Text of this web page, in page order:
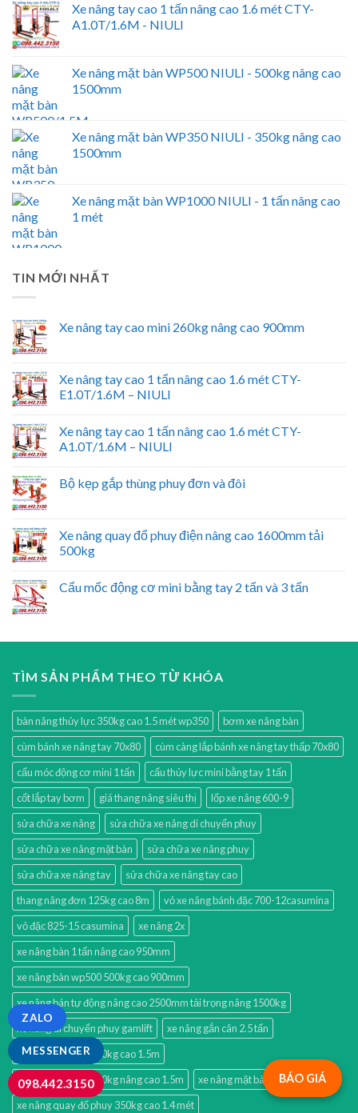
Xe nâng tay cao 1 tấn nâng cao 1.6 mét CTY-
A1.0T/1.6M - NIULI
Xe nâng mặt bàn WP500 NIULI - 500kg nâng cao
1500mm
Xe nâng mặt bàn WP350 NIULI - 350kg nâng cao
1500mm
Xe nâng mặt bàn WP1000 NIULI - 1 tấn nâng cao
1 mét
TIN MỚI NHẤT
Xe nâng tay cao mini 260kg nâng cao 900mm
Xe nâng tay cao 1 tấn nâng cao 1.6 mét CTY-
E1.0T/1.6M – NIULI
Xe nâng tay cao 1 tấn nâng cao 1.6 mét CTY-
A1.0T/1.6M – NIULI
Bộ kẹp gắp thùng phuy đơn và đôi
Xe nâng quay đổ phuy điện nâng cao 1600mm tải
500kg
Cẩu mốc động cơ mini bằng tay 2 tấn và 3 tấn
TÌM SẢN PHẨM THEO TỪ KHÓA
bàn nâng thủy lực 350kg cao 1.5 mét wp350
bơm xe nâng bàn
cùm bánh xe nâng tay 70x80
cùm càng lắp bánh xe nâng tay thấp 70x80
cẩu móc động cơ mini 1 tấn
cẩu thủy lực mini bằng tay 1 tấn
cốt lắp tay bơm
giá thang nâng siêu thị
lốp xe nâng 600-9
sửa chữa xe nâng
sửa chữa xe nâng di chuyển phuy
sửa chữa xe nâng mặt bàn
sửa chữa xe nâng phuy
sửa chữa xe nâng tay
sửa chữa xe nâng tay cao
thang nâng đơn 125kg cao 8m
vỏ xe nâng bánh đặc 700-12casumina
vỏ đặc 825-15 casumina
xe nâng 2x
xe nâng bàn 1 tấn nâng cao 950mm
xe nâng bàn wp500 500kg cao 900mm
xe nâng bán tự động nâng cao 2500mm tải trọng nâng 1500kg
xe nâng di chuyển phuy gamlift
xe nâng gắn cân 2.5 tấn
xe nâng mặt bàn 350kg cao 1.5m
xe nâng mặt bàn 350kg nâng cao 1.5m
xe nâng mặt bàn điện 2x
xe nâng quay đổ phuy 350kg cao 1.4 mét
BÁO GIÁ
MESSENGER
ZALO
098.442.3150